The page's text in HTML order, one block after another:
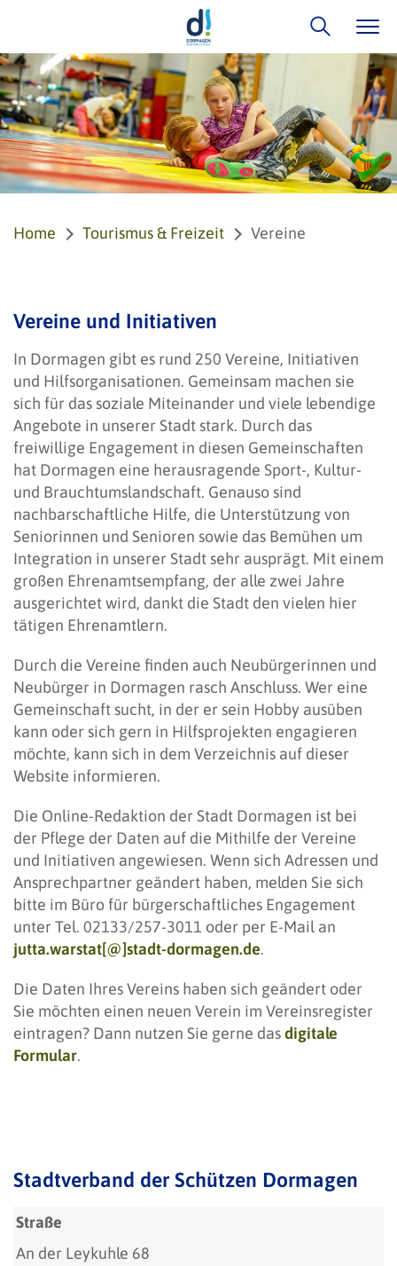
Home Tourismus & Freizeit Vereine
Vereine und Initiativen
In Dormagen gibt es rund 250 Vereine, Initiativen
und Hilfsorganisationen. Gemeinsam machen sie
sich für das soziale Miteinander und viele lebendige
Angebote in unserer Stadt stark. Durch das
freiwillige Engagement in diesen Gemeinschaften
hat Dormagen eine herausragende Sport-, Kultur-
und Brauchtumslandschaft. Genauso sind
nachbarschaftliche Hilfe, die Unterstützung von
Seniorinnen und Senioren sowie das Bemühen um
Integration in unserer Stadt sehr ausprägt. Mit einem
großen Ehrenamtsempfang, der alle zwei Jahre
ausgerichtet wird, dankt die Stadt den vielen hier
tätigen Ehrenamtlern.
Durch die Vereine finden auch Neubürgerinnen und
Neubürger in Dormagen rasch Anschluss. Wer eine
Gemeinschaft sucht, in der er sein Hobby ausüben
kann oder sich gern in Hilfsprojekten engagieren
möchte, kann sich in dem Verzeichnis auf dieser
Website informieren.
Die Online-Redaktion der Stadt Dormagen ist bei
der Pflege der Daten auf die Mithilfe der Vereine
und Initiativen angewiesen. Wenn sich Adressen und
Ansprechpartner geändert haben, melden Sie sich
bitte im Büro für bürgerschaftliches Engagement
unter Tel. 02133/257-3011 oder per E-Mail an
jutta.warstat[@]stadt-dormagen.de.
Die Daten Ihres Vereins haben sich geändert oder
Sie möchten einen neuen Verein im Vereinsregister
eintragen? Dann nutzen Sie gerne dasdigitale
Formular.
Stadtverband der Schützen Dormagen
Straße
An der Leykuhle 68